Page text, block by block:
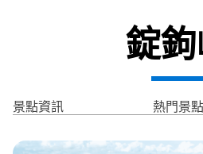
錠
景點資訊 熱門景點